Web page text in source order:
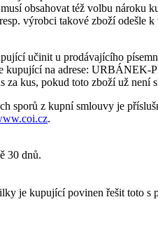
obsahovat též volbu nároku
výrobci takové zboží odešle
učinit u prodávajícího
kupující na adrese:
kus, pokud toto zboží už není
sporů z kupní smlouvy je
.
30 dnů.
je kupující povinen řešit toto s